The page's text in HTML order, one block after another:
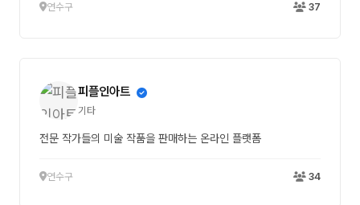
연수구 37
피플인아트
기타
전문 작가들의 미술 작품을 판매하는 온라인 플랫폼
연수구 34